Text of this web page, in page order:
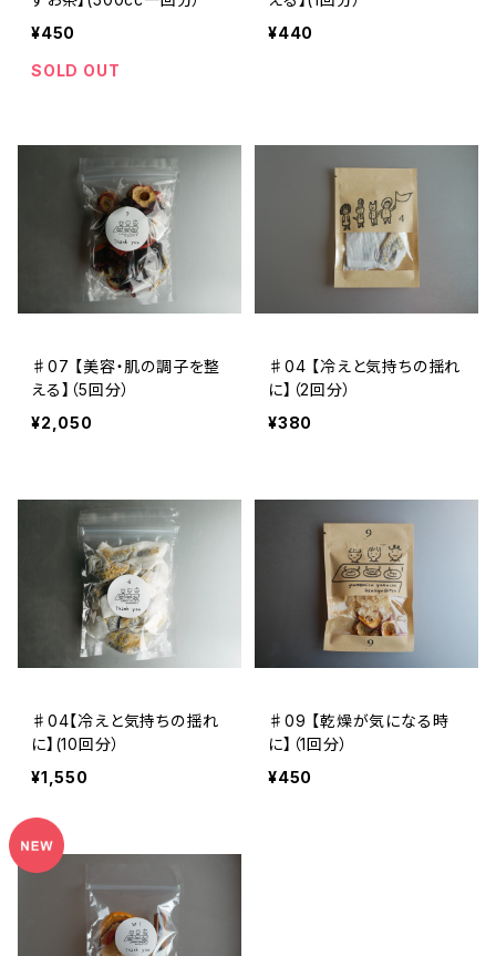
¥450
SOLD OUT
¥440
♯07 【美容・肌の調子を整
える】（5回分）
¥2,050
♯04 【冷えと気持ちの揺れ
に】（2回分）
¥380
♯04【冷えと気持ちの揺れ
に】(10回分）
¥1,550
♯09 【乾燥が気になる時
に】（1回分）
¥450